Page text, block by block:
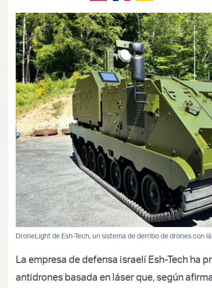
DroneLight de Esh-Tech, un sistema de derribo de drones con
La empresa de defensa israelí Esh-Tech ha
antidrones basada en láser que, según